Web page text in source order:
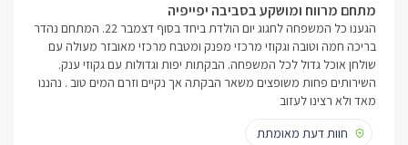
מתחם מרווח ומושקע בסביבה יפייפיה
הגענו כל המשפחה לחגוג יום הולדת ביחד בסוף דצמבר 22. המתחם נהדר
בריכה חמה וטובה וגקוזי מרכזי מפנק ומטבח מרכזי מאובזר מעולה עם
שולחן אוכל גדול לכל המשפחה. הבקתות יפות וגדולות עם גקוזי ענק.
השירותים פחות משופצים משאר הבקתה אך נקיים וזרם המים טוב . נהננו
מאד ולא רצינו לעזוב
חוות דעת מאומתת